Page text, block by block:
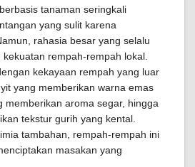
tanaman seringkali
yang sulit karena
rahasia besar yang selalu
rempah-rempah lokal.
kekayaan rempah yang luar
yang memberikan warna emas
memberikan aroma segar, hingga
tekstur gurih yang kental.
tambahan, rempah-rempah ini
masakan yang